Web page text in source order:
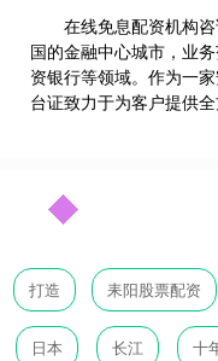
在线免息配资机构
国的金融中心城市，业
资银行等领域。作为一
台证致力于为客户提供全
打造 耒阳股票配资
日本 长江 十